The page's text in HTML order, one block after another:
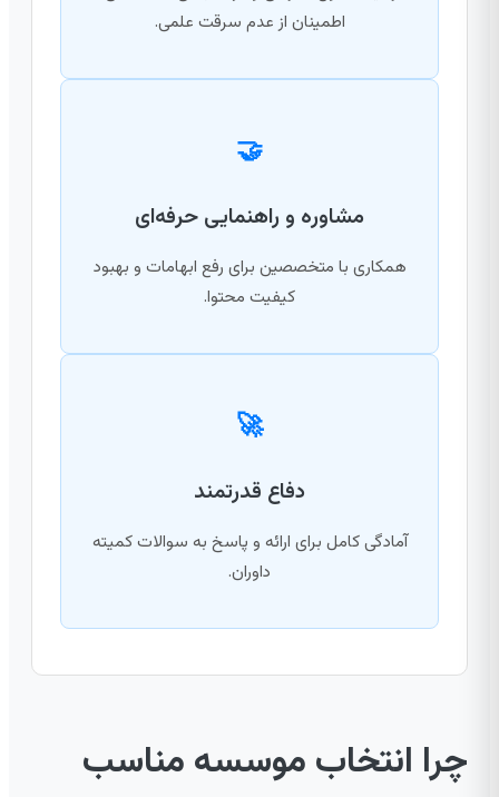
اطمینان از عدم سرقت علمی.
🤝
مشاوره و راهنمایی حرفه‌ای
همکاری با متخصصین برای رفع ابهامات و بهبود
کیفیت محتوا.
🚀
دفاع قدرتمند
آمادگی کامل برای ارائه و پاسخ به سوالات کمیته
داوران.
چرا انتخاب موسسه مناسب